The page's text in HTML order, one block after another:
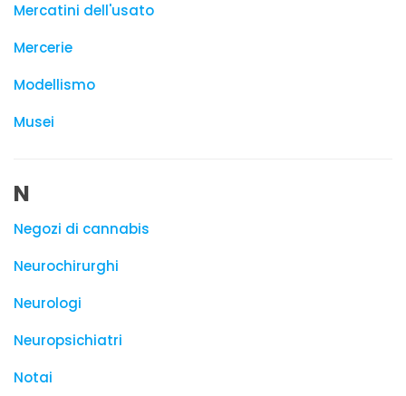
Mercatini dell'usato
Mercerie
Modellismo
Musei
N
Negozi di cannabis
Neurochirurghi
Neurologi
Neuropsichiatri
Notai